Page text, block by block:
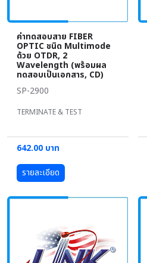
ค่าทดสอบสาย FIBER
OPTIC ชนิด Multimode
ด้วย OTDR, 2
Wavelength (พร้อมผล
ทดสอบเป็นเอกสาร, CD)
SP-2900
TERMINATE & TEST
642.00 บาท
รายละเอียด